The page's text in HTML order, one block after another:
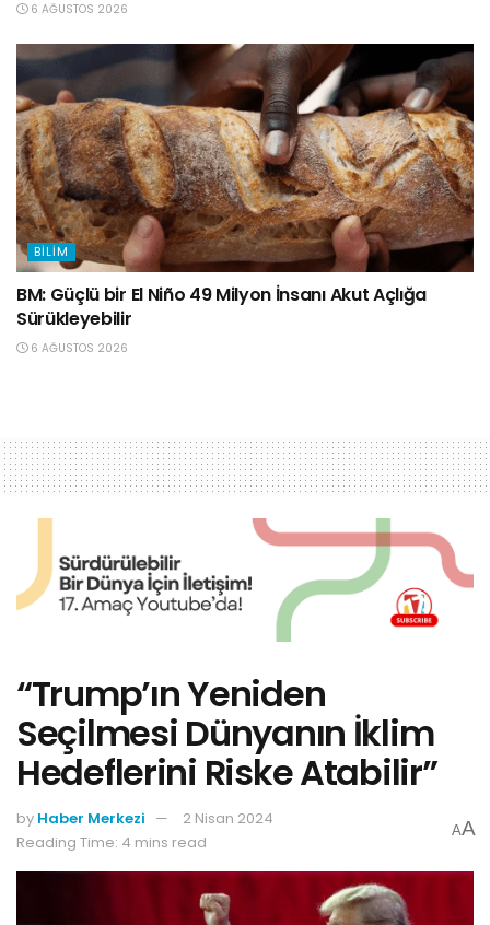
6 AĞUSTOS 2026
BILIM
BM: Güçlü bir El Niño 49 Milyon İnsanı Akut Açlığa
Sürükleyebilir
6 AĞUSTOS 2026
“Trump’ın Yeniden
Seçilmesi Dünyanın İklim
Hedeflerini Riske Atabilir”
by Haber Merkezi
2 Nisan 2024
Reading Time: 4 mins read
AA